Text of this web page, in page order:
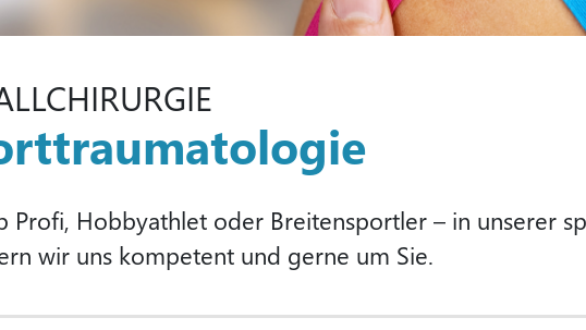
Profi, Hobbyathlet oder Breitensportler – in unserer
wir uns kompetent und gerne um Sie.